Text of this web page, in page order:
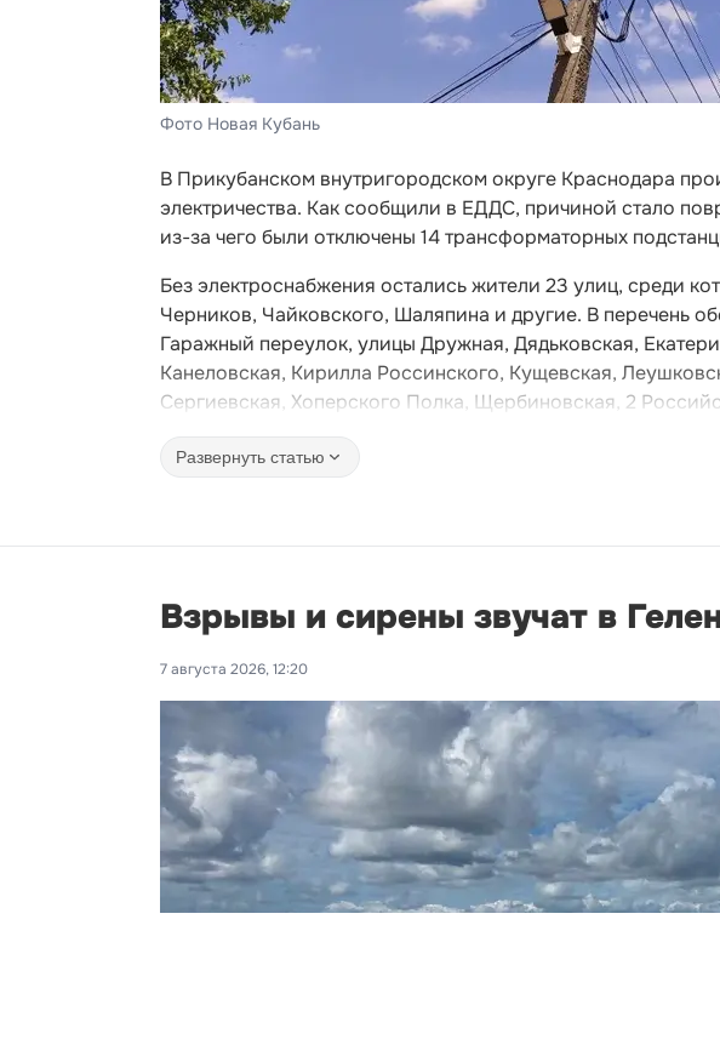
Фото Новая Кубань
В Прикубанском внутригородском округе Краснодара
электричества. Как сообщили в ЕДДС, причиной стало
из-за чего были отключены 14 трансформаторных
Без электроснабжения остались жители 23 улиц, среди
Черников, Чайковского, Шаляпина и другие. В перечень
Гаражный переулок, улицы Дружная, Дядьковская,
Канеловская, Кирилла Россинского, Кущевская,
Сергиевская, Хоперского Полка, Щербиновская, 2
Развернуть статью
Взрывы и сирены звучат в
7 августа 2026, 12:20